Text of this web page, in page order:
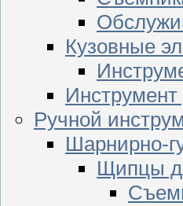
Кузовные
Ручной
Шарнирно-
Щипцы